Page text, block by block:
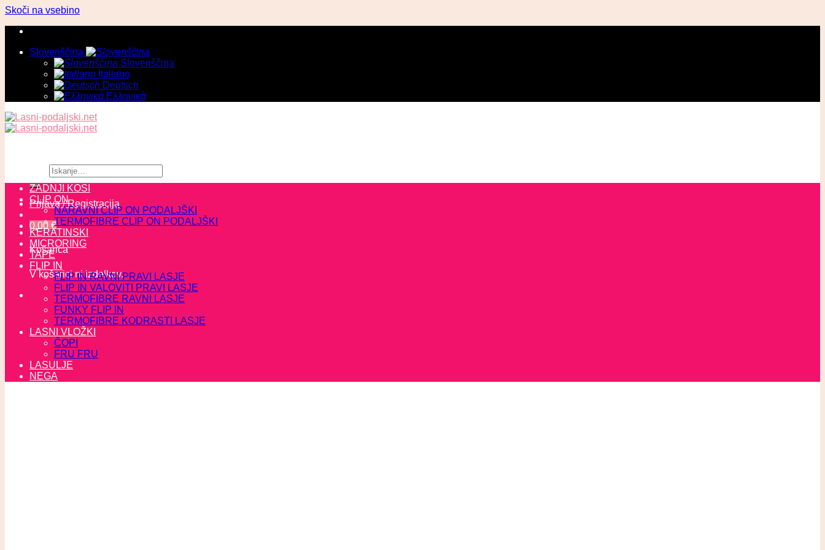
Skoči na vsebino
Slovenščina
Slovenščina
Italiano
Deutsch
Ελληνικά
Prijava / Registracija
0,00 €
Košarica
V košarici ni izdelkov.
ZADNJI KOSI
CLIP ON
NARAVNI CLIP ON PODALJŠKI
TERMOFIBRE CLIP ON PODALJŠKI
KERATINSKI
MICRORING
TAPE
FLIP IN
FLIP IN RAVNI PRAVI LASJE
FLIP IN VALOVITI PRAVI LASJE
TERMOFIBRE RAVNI LASJE
FUNKY FLIP IN
TERMOFIBRE KODRASTI LASJE
LASNI VLOŽKI
ČOPI
FRU FRU
LASULJE
NEGA